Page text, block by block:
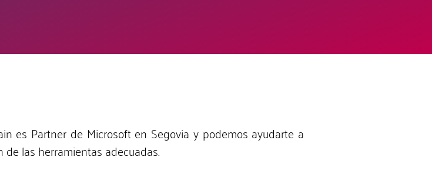
es Partner de Microsoft en Segovia y podemos ayudarte a
las herramientas adecuadas.